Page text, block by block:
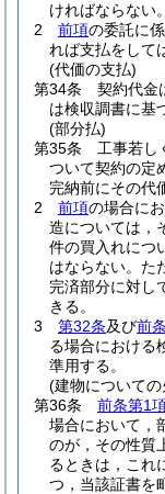
ければならない。
2
前項の委託に
れば支払をして
(代価の支払)
第34条
契約代金
は検収調書に基
(部分払)
第35条
工事若し
ついて契約の定
完納前にその代
2
前項の場合に
造については，
件の買入れにつ
はならない。 た
完済部分に対し
きる。
3
第32条及び前条
る場合における
準用する。
(建物について
第36条
前条第1
場合において，
のが，その性質
るときは，これ
つ，当該証書を